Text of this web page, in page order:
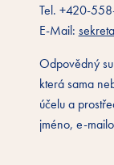
Tel. +420-
E-Mail:
Odpovědný
která sama
účelu a
jméno, e-